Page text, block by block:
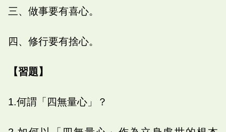
三、做事要有喜心。
四、修行要有捨心。
【習題】
1.何謂「四無量心」？